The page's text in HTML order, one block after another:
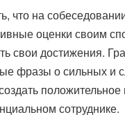
что на
оценки своим
свои достижения.
фразы о сильных и
сотруднике.